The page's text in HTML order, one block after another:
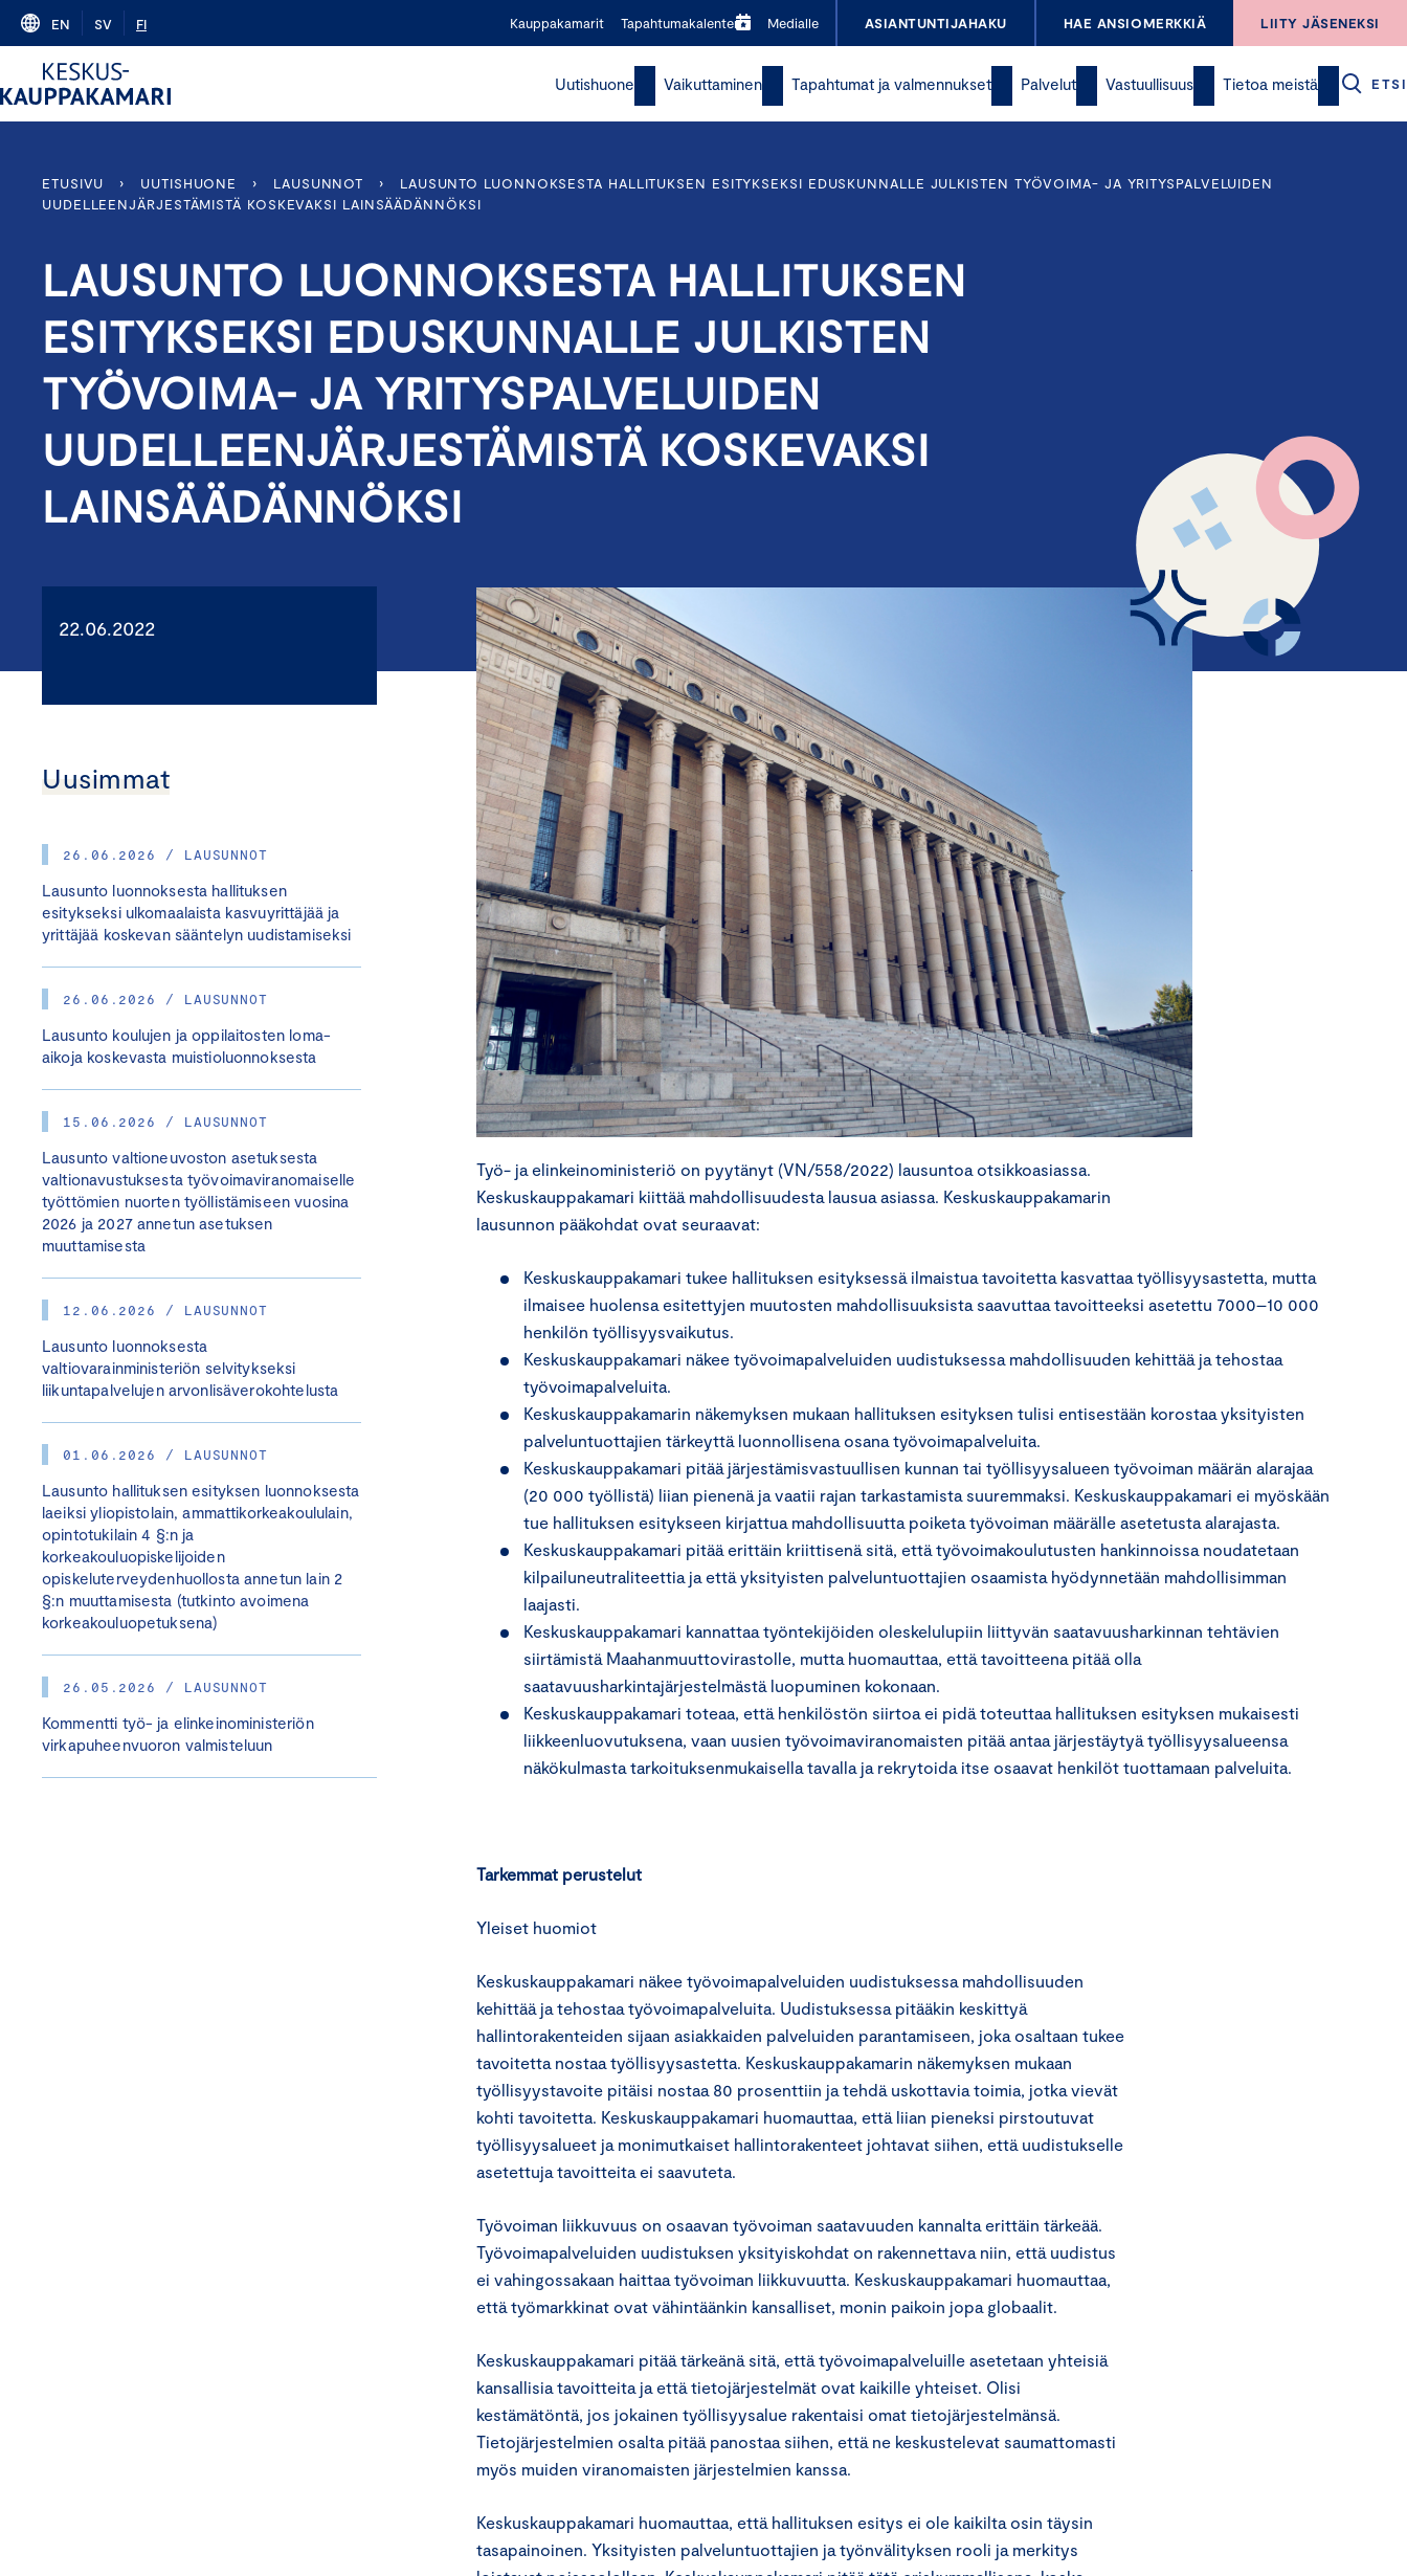
Skip
content
EN SV FI Kauppakamarit Tapahtumakalenteri Medialle ASIANTUNTIJAHAKU HAE ANSIOMERKKIÄ LIITY JÄSENEKSI
Uutishuone Vaikuttaminen Tapahtumat ja valmennukset Palvelut Vastuullisuus Tietoa meistä ETSI
ETUSIVU › UUTISHUONE › LAUSUNNOT ›
LAUSUNTO LUONNOKSESTA HALLITUKSEN ESITYKSEKSI EDUSKUNNALLE JULKISTEN TYÖVOIMA- JA YRITYSPALVELUIDEN
UUDELLEENJÄRJESTÄMISTÄ KOSKEVAKSI LAINSÄÄDÄNNÖKSI
LAUSUNTO LUONNOKSESTA HALLITUKSEN
ESITYKSEKSI EDUSKUNNALLE JULKISTEN
TYÖVOIMA- JA YRITYSPALVELUIDEN
UUDELLEENJÄRJESTÄMISTÄ KOSKEVAKSI
LAINSÄÄDÄNNÖKSI
22.06.2022
Uusimmat
26.06.2026 / LAUSUNNOT
Lausunto luonnoksesta hallituksen
esitykseksi ulkomaalaista kasvuyrittäjää ja
yrittäjää koskevan sääntelyn uudistamiseksi
26.06.2026 / LAUSUNNOT
Lausunto koulujen ja oppilaitosten loma-
aikoja koskevasta muistioluonnoksesta
15.06.2026 / LAUSUNNOT
Lausunto valtioneuvoston asetuksesta
valtionavustuksesta työvoimaviranomaiselle
työttömien nuorten työllistämiseen vuosina
2026 ja 2027 annetun asetuksen
muuttamisesta
12.06.2026 / LAUSUNNOT
Lausunto luonnoksesta
valtiovarainministeriön selvitykseksi
liikuntapalvelujen arvonlisäverokohtelusta
01.06.2026 / LAUSUNNOT
Lausunto hallituksen esityksen luonnoksesta
laeiksi yliopistolain, ammattikorkeakoululain,
opintotukilain 4 §:n ja
korkeakouluopiskelijoiden
opiskeluterveydenhuollosta annetun lain 2
§:n muuttamisesta (tutkinto avoimena
korkeakouluopetuksena)
26.05.2026 / LAUSUNNOT
Kommentti työ- ja elinkeinoministeriön
virkapuheenvuoron valmisteluun
Työ- ja elinkeinoministeriö on pyytänyt (VN/558/2022) lausuntoa otsikkoasiassa.
Keskuskauppakamari kiittää mahdollisuudesta lausua asiassa. Keskuskauppakamarin
lausunnon pääkohdat ovat seuraavat:
Keskuskauppakamari tukee hallituksen esityksessä ilmaistua tavoitetta kasvattaa työllisyysastetta, mutta
ilmaisee huolensa esitettyjen muutosten mahdollisuuksista saavuttaa tavoitteeksi asetettu 7000–10 000
henkilön työllisyysvaikutus.
Keskuskauppakamari näkee työvoimapalveluiden uudistuksessa mahdollisuuden kehittää ja tehostaa
työvoimapalveluita.
Keskuskauppakamarin näkemyksen mukaan hallituksen esityksen tulisi entisestään korostaa yksityisten
palveluntuottajien tärkeyttä luonnollisena osana työvoimapalveluita.
Keskuskauppakamari pitää järjestämisvastuullisen kunnan tai työllisyysalueen työvoiman määrän alarajaa
(20 000 työllistä) liian pienenä ja vaatii rajan tarkastamista suuremmaksi. Keskuskauppakamari ei myöskään
tue hallituksen esitykseen kirjattua mahdollisuutta poiketa työvoiman määrälle asetetusta alarajasta.
Keskuskauppakamari pitää erittäin kriittisenä sitä, että työvoimakoulutusten hankinnoissa noudatetaan
kilpailuneutraliteettia ja että yksityisten palveluntuottajien osaamista hyödynnetään mahdollisimman
laajasti.
Keskuskauppakamari kannattaa työntekijöiden oleskelulupiin liittyvän saatavuusharkinnan tehtävien
siirtämistä Maahanmuuttovirastolle, mutta huomauttaa, että tavoitteena pitää olla
saatavuusharkintajärjestelmästä luopuminen kokonaan.
Keskuskauppakamari toteaa, että henkilöstön siirtoa ei pidä toteuttaa hallituksen esityksen mukaisesti
liikkeenluovutuksena, vaan uusien työvoimaviranomaisten pitää antaa järjestäytyä työllisyysalueensa
näkökulmasta tarkoituksenmukaisella tavalla ja rekrytoida itse osaavat henkilöt tuottamaan palveluita.
Tarkemmat perustelut
Yleiset huomiot
Keskuskauppakamari näkee työvoimapalveluiden uudistuksessa mahdollisuuden
kehittää ja tehostaa työvoimapalveluita. Uudistuksessa pitääkin keskittyä
hallintorakenteiden sijaan asiakkaiden palveluiden parantamiseen, joka osaltaan tukee
tavoitetta nostaa työllisyysastetta. Keskuskauppakamarin näkemyksen mukaan
työllisyystavoite pitäisi nostaa 80 prosenttiin ja tehdä uskottavia toimia, jotka vievät
kohti tavoitetta. Keskuskauppakamari huomauttaa, että liian pieneksi pirstoutuvat
työllisyysalueet ja monimutkaiset hallintorakenteet johtavat siihen, että uudistukselle
asetettuja tavoitteita ei saavuteta.
Työvoiman liikkuvuus on osaavan työvoiman saatavuuden kannalta erittäin tärkeää.
Työvoimapalveluiden uudistuksen yksityiskohdat on rakennettava niin, että uudistus
ei vahingossakaan haittaa työvoiman liikkuvuutta. Keskuskauppakamari huomauttaa,
että työmarkkinat ovat vähintäänkin kansalliset, monin paikoin jopa globaalit.
Keskuskauppakamari pitää tärkeänä sitä, että työvoimapalveluille asetetaan yhteisiä
kansallisia tavoitteita ja että tietojärjestelmät ovat kaikille yhteiset. Olisi
kestämätöntä, jos jokainen työllisyysalue rakentaisi omat tietojärjestelmänsä.
Tietojärjestelmien osalta pitää panostaa siihen, että ne keskustelevat saumattomasti
myös muiden viranomaisten järjestelmien kanssa.
Keskuskauppakamari huomauttaa, että hallituksen esitys ei ole kaikilta osin täysin
tasapainoinen. Yksityisten palveluntuottajien ja työnvälityksen rooli ja merkitys